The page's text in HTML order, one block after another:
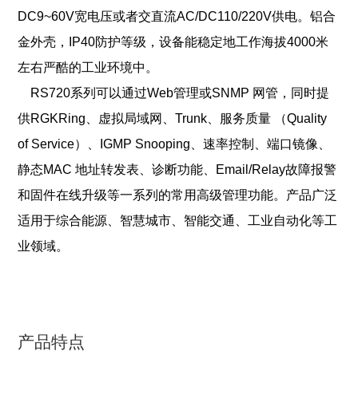
DC9~60V宽电压或者交直流AC/DC110/220V供电。铝合
金外壳，IP40防护等级，设备能稳定地工作海拔4000米
左右严酷的工业环境中。
RS720系列可以通过Web管理或SNMP 网管，同时提
供RGKRing、虚拟局域网、Trunk、服务质量 （Quality
of Service）、IGMP Snooping、速率控制、端口镜像、
静态MAC 地址转发表、诊断功能、 Email/Relay故障报警
和固件在线升级等一系列的常用高级管理功能。产品广泛
适用于综合能源、智慧城市、智能交通、工业自动化等工
业领域。
产品特点